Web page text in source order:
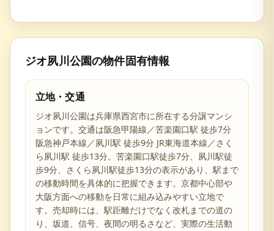
ジオ夙川公園の物件固有情報
立地・交通
ジオ夙川公園は兵庫県西宮市に所在する分譲マンシ
ョンです。交通は阪急甲陽線／苦楽園口駅 徒歩7分
阪急神戸本線／夙川駅 徒歩9分 JR東海道本線／さく
ら夙川駅 徒歩13分。苦楽園口駅徒歩7分、夙川駅徒
歩9分、さくら夙川駅徒歩13分の表示があり、駅まで
の移動時間を具体的に把握できます。京都中心部や
大阪方面への移動を日常に組み込みやすい立地で
す。売却時には、駅距離だけでなく改札までの道の
り、坂道、信号、夜間の明るさなど、実際の生活動